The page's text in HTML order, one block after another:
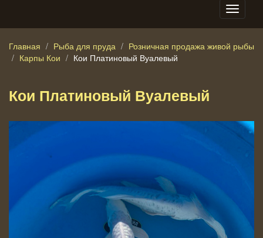
Главная Рыба для пруда
Розничная продажа живой рыбы
Карпы Кои
Кои Платиновый Вуалевый
Кои Платиновый Вуалевый